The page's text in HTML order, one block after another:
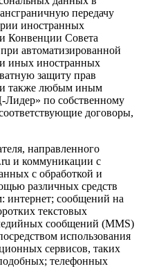
передачу
иностранных
Конвенции Совета
автоматизированной
иных иностранных
защиту прав
и также любым иным
по собственному
договоры,
направленного
и коммуникации с
с обработкой и
различных средств
интернет; сообщений на
текстовых
сообщений (MMS)
использования
сервисов, таких
телефонных